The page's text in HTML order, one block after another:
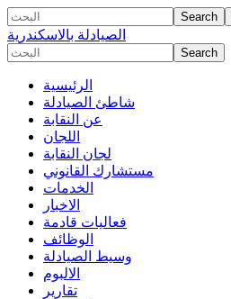
الصيادلة بالاسكندرية
الرئيسية
شاطئ الصيادلة
عن النقابة
اللجان
لجان النقابة
مستشارك القانوني
الخدمات
الاخبار
فعاليات قادمة
الوظائف
وسيط الصيادلة
الالبوم
تقارير